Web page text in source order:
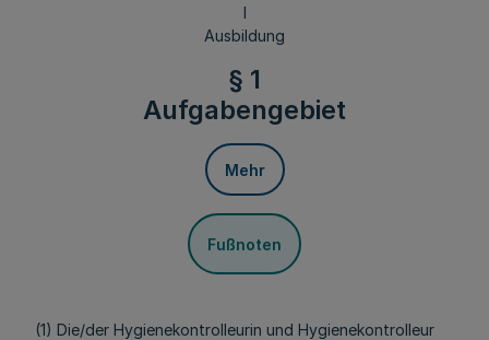
I
Ausbildung
§ 1
Aufgabengebiet
Mehr
Fußnoten
(1) Die/der Hygienekontrolleurin und Hygienekontrolleur